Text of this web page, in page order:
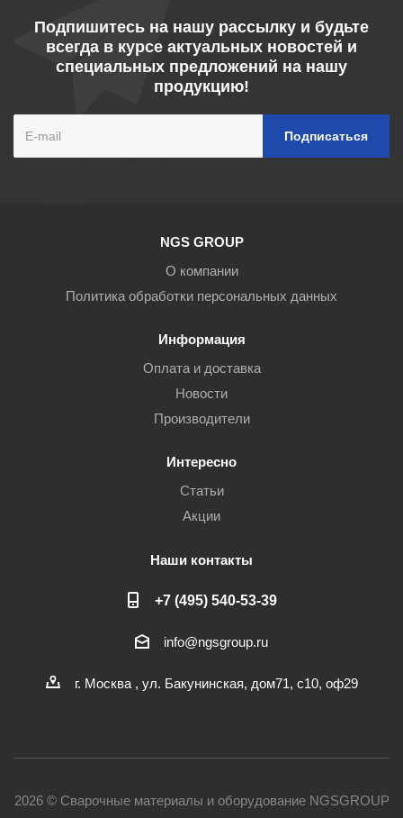
Подпишитесь на нашу рассылку и будьте
всегда в курсе актуальных новостей и
специальных предложений на нашу
продукцию!
NGS GROUP
О компании
Политика обработки персональных данных
Информация
Оплата и доставка
Новости
Производители
Интересно
Статьи
Акции
Наши контакты
+7 (495) 540-53-39
info@ngsgroup.ru
г. Москва , ул. Бакунинская, дом71, с10, оф29
2026 © Сварочные материалы и оборудование NGSGROUP